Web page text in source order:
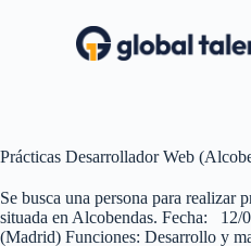
l
o
n
t
Prácticas Desarrollador Web
Se busca una persona para realizar
situada en Alcobendas. Fecha: 12/
(Madrid) Funciones: Desarrollo y